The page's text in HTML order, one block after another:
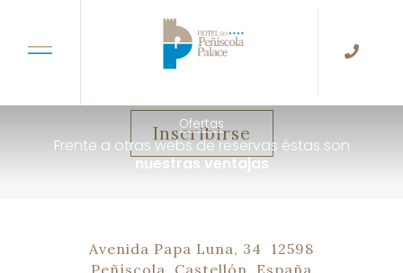
Ofertas
Frente a otras webs de reservas éstas son
nuestras ventajas
NEWSLETTER
Inscribirse
Avenida Papa Luna, 34 12598